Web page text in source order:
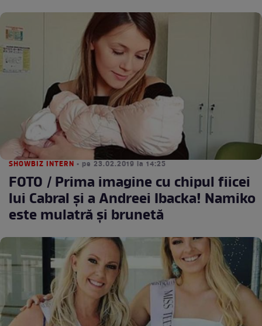
SHOWBIZ INTERN • pe 23.02.2019 la 14:25
FOTO / Prima imagine cu chipul fiicei
lui Cabral și a Andreei Ibacka! Namiko
este mulatră și brunetă